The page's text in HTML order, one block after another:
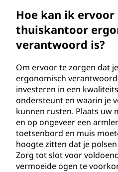
Hoe kan ik
thuiskantoor
verantwoord is?
Om ervoor te zorgen dat
ergonomisch
investeren in een
ondersteunt en waarin je
kunnen rusten. Plaats uw
en op ongeveer een
toetsenbord en muis
hoogte zitten dat je
Zorg tot slot voor
vermoeide ogen te